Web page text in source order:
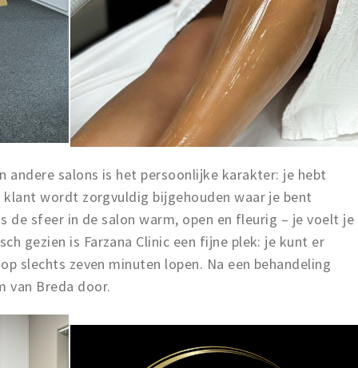
andere salons is het persoonlijke karakter: je hebt
wordt zorgvuldig bijgehouden waar je bent
de sfeer in de salon warm, open en fleurig – je voelt je
gezien is Farzana Clinic een fijne plek: je kunt er
slechts zeven minuten lopen. Na een behandeling
van Breda door.